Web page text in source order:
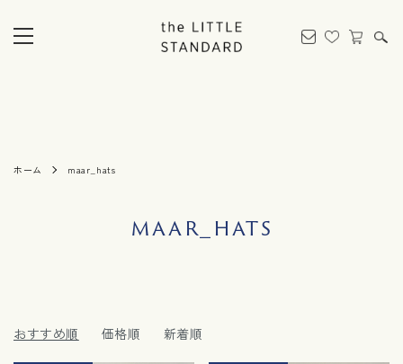
ホーム maar_hats
maar_hats
おすすめ順 価格順 新着順